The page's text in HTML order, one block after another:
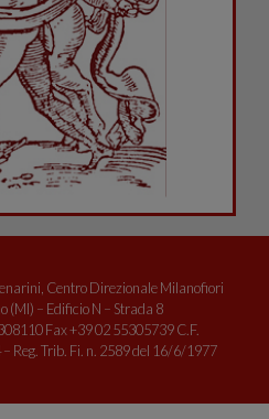
Centro Direzionale Milanofiori
(MI) – Edificio N – Strada 8
Fax +39 02 55305739 C.F.
Reg. Trib. Fi. n. 2589 del 16/6/1977